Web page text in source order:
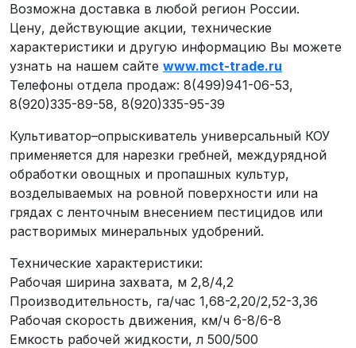
Возможна доставка в любой регион России.
Цену, действующие акции, технические
характеристики и другую информацию Вы можете
узнать на нашем сайте www.mct-trade.ru
Телефоны отдела продаж: 8(499)941-06-53,
8(920)335-89-58, 8(920)335-95-39
Культиватор–опрыскиватель универсальный КОУ
применяется для нарезки гребней, междурядной
обработки овощных и пропашных культур,
возделываемых на ровной поверхности или на
грядах с ленточным внесением пестицидов или
растворимых минеральных удобрений.
Технические характеристики:
Рабочая ширина захвата, м 2,8/4,2
Производительность, га/час 1,68-2,20/2,52-3,36
Рабочая скорость движения, км/ч 6-8/6-8
Емкость рабочей жидкости, л 500/500